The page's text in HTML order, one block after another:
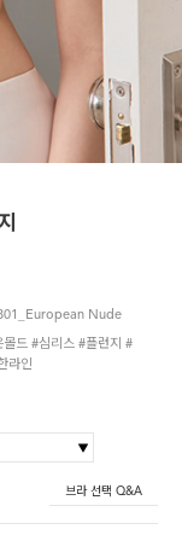
Nude
몰드 #심리스 #플런지 #
라인
브라 선택 Q&A